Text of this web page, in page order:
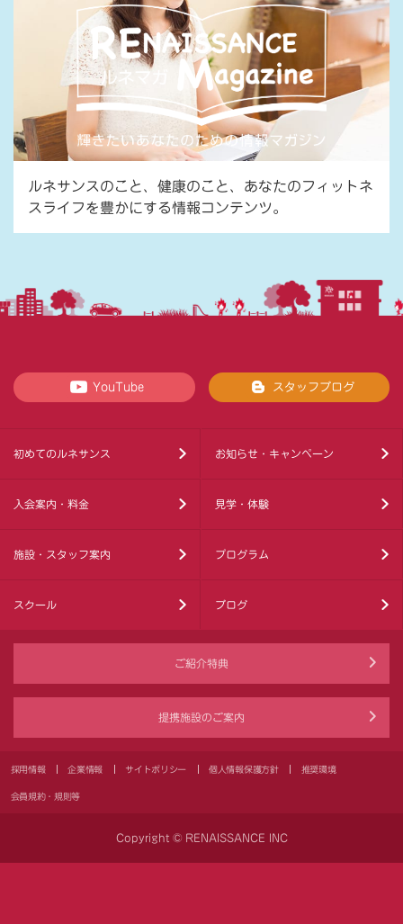
ルネサンスのこと、健康のこと、あなたのフィットネ
スライフを豊かにする情報コンテンツ。
YouTube スタッフブログ
初めてのルネサンス お知らせ・キャンペーン
入会案内・料金 見学・体験
施設・スタッフ案内 プログラム
スクール ブログ
ご紹介特典
提携施設のご案内
採用情報 企業情報 サイトポリシー 個人情報保護方針 推奨環境
会員規約・規則等
Copyright © RENAISSANCE INC